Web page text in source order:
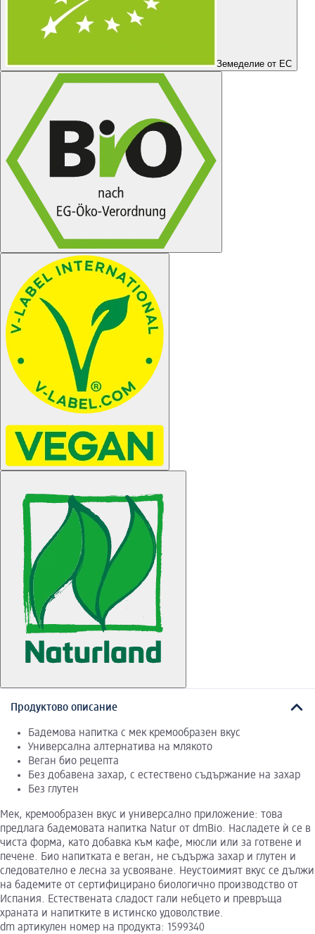
Земеделие от ЕС
Продуктово описание
Бадемова напитка с мек кремообразен вкус
Универсална алтернатива на млякото
Веган био рецепта
Без добавена захар, с естествено съдържание на захар
Без глутен
Мек, кремообразен вкус и универсално приложение: това
предлага бадемовата напитка Natur от dmBio. Насладете ѝ се в
чиста форма, като добавка към кафе, мюсли или за готвене и
печене. Био напитката е веган, не съдържа захар и глутен и
следователно е лесна за усвояване. Неустоимият вкус се дължи
на бадемите от сертифицирано биологично производство от
Испания. Естествената сладост гали небцето и превръща
храната и напитките в истинско удоволствие.
dm артикулен номер на продукта: 1599340